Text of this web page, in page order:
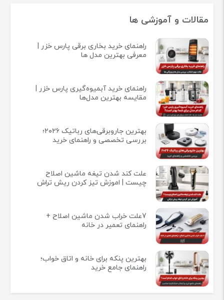
مقالات و آموزشی ها
راهنمای خرید بخاری برقی پارس خزر |
معرفی بهترین مدل ها
راهنمای خرید آبمیوه‌گیری پارس خزر |
مقایسه بهترین مدل‌ها
بهترین جاروبرقی‌های رباتیک ۲۰۲۶؛
بررسی تخصصی و راهنمای خرید
علت کند شدن تیغه ماشین اصلاح
چیست | اموزش تیز کردن ریش تراش
7علت خراب شدن ماشین اصلاح +
راهنمای تعمیر در خانه
بهترین پنکه برای خانه و اتاق خواب؛
راهنمای جامع خرید